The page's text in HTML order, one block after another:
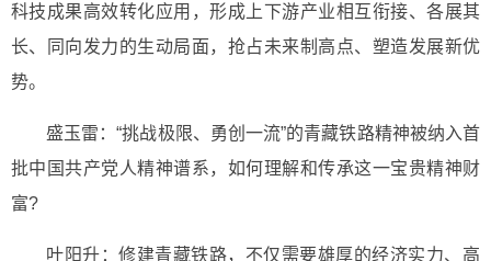
科技成果高效转化应用，形成上下游产业相互衔接、各展其
长、同向发力的生动局面，抢占未来制高点、塑造发展新优
势。
盛玉雷：“挑战极限、勇创一流”的青藏铁路精神被纳入首
批中国共产党人精神谱系，如何理解和传承这一宝贵精神财
富?
叶阳升：修建青藏铁路，不仅需要雄厚的经济实力、高